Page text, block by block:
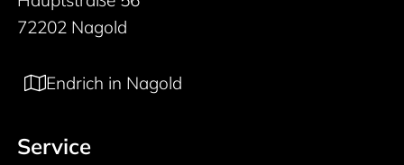
72202 Nagold
Endrich in Nagold
Service